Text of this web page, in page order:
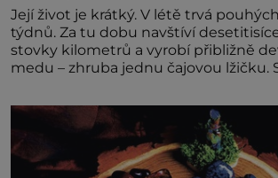
Její život je krátký. V létě trvá
týdnů. Za tu dobu navštíví
stovky kilometrů a vyrobí přibližně
medu – zhruba jednu čajovou lžičku.
dalšími desítkami tisíc příslušnic
vznikne jeden z nejdokonalejších